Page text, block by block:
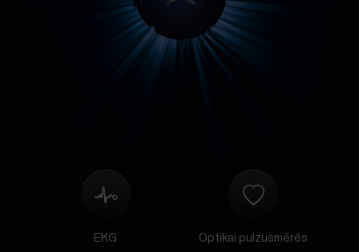
EKG Optikai pulzusmérés